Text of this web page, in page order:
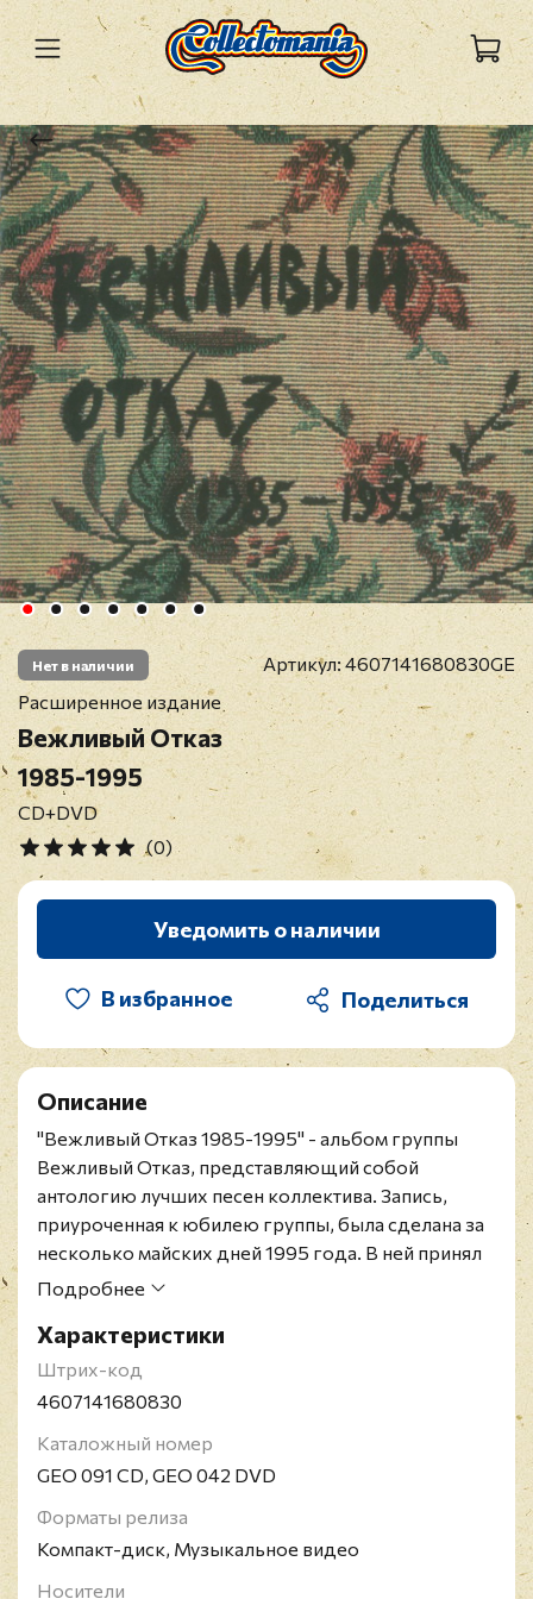
Нет в наличии Артикул:4607141680830GE
Расширенное издание
Вежливый Отказ
1985-1995
CD+DVD
(0)
Уведомить о наличии
В избранное
Описание
"Вежливый Отказ 1985-1995" - альбом группы
Вежливый Отказ, представляющий собой
антологию лучших песен коллектива. Запись,
приуроченная к юбилею группы, была сделана за
несколько майских дней 1995 года. В ней принял
участие трубач Андрей Соловьёв, позже
Именно этот сборник раннего творчества
Вежливого отказа так и остался самой известной
их пластинкой, - во многом благодаря
выпустившей ее в 1989 году невероятным для
наших дней тиражом. Во многом, но не во всем -
свою роль сыграл и сам музыкальный материал.
Для виниловой пластинки были отобраны самые
сильные вещи со второго магнитоальбома "Пыль
Подробнее
Характеристики
Штрих-код
4607141680830
Каталожный номер
GEO 091 CD, GEO 042 DVD
Форматы релиза
Компакт-диск, Музыкальное видео
Носители